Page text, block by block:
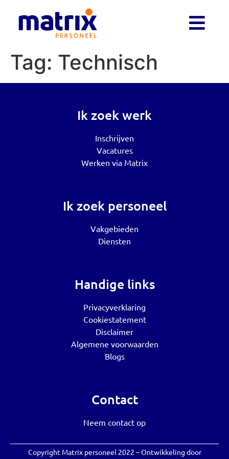
Tag: Technisch
Ik zoek werk
Inschrijven
Vacatures
Werken via Matrix
Ik zoek personeel
Vakgebieden
Diensten
Handige links
Privacyverklaring
Cookiestatement
Disclaimer
Algemene voorwaarden
Blogs
Contact
Neem contact op
Copyright Matrix personeel 2022 – Ontwikkeling door